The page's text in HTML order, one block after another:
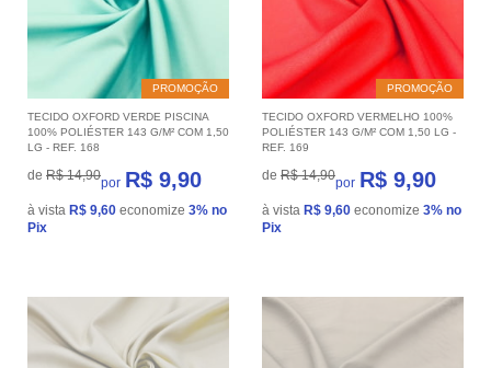
PROMOÇÃO
TECIDO OXFORD VERDE PISCINA
100% POLIÉSTER 143 G/M² COM 1,50
LG - REF. 168
de R$ 14,90por R$ 9,90
à vista R$ 9,60 economize 3% no
Pix
PROMOÇÃO
TECIDO OXFORD VERMELHO 100%
POLIÉSTER 143 G/M² COM 1,50 LG -
REF. 169
de R$ 14,90por R$ 9,90
à vista R$ 9,60 economize 3% no
Pix